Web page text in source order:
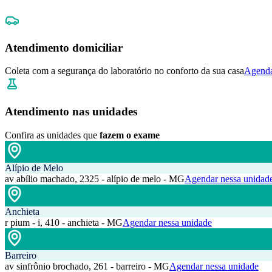
Atendimento domiciliar
Coleta com a segurança do laboratório no conforto da sua casa
Atendimento nas unidades
Confira as unidades que fazem o exame
Alípio de Melo
av abílio machado, 2325 - alípio de melo - MGAgendar nessa
Anchieta
r pium - i, 410 - anchieta - MGAgendar nessa unidade
Barreiro
av sinfrônio brochado, 261 - barreiro - MGAgendar nessa unidade